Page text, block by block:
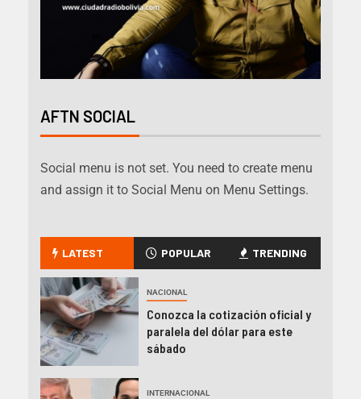
AFTN SOCIAL
Social menu is not set. You need to create menu
and assign it to Social Menu on Menu Settings.
LATEST POPULAR TRENDING
NACIONAL
Conozca la cotización oficial y
paralela del dólar para este
sábado
INTERNACIONAL